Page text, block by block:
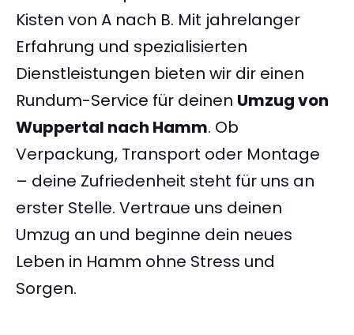
Kisten von A nach B. Mit jahrelanger
Erfahrung und spezialisierten
Dienstleistungen bieten wir dir einen
Rundum-Service für deinen Umzug von
Wuppertal nach Hamm. Ob
Verpackung, Transport oder Montage
– deine Zufriedenheit steht für uns an
erster Stelle. Vertraue uns deinen
Umzug an und beginne dein neues
Leben in Hamm ohne Stress und
Sorgen.